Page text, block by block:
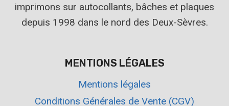
imprimons sur autocollants, bâches et plaques
depuis 1998 dans le nord des Deux-Sèvres.
MENTIONS LÉGALES
Mentions légales
Conditions Générales de Vente (CGV)